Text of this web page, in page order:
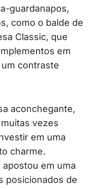
guardanapos,
como o balde de
Classic, que
em
contraste
aconchegante,
vezes
em uma
charme.
apostou em uma
posicionados de